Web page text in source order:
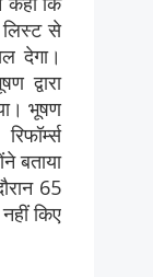
लिस्ट से
देगा।
द्वारा
भूषण
बताया
65
किए